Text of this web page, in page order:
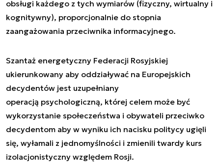
obsługi każdego z tych wymiarów (fizyczny, wirtualny i
kognitywny), proporcjonalnie do stopnia
zaangażowania przeciwnika informacyjnego.
Szantaż energetyczny Federacji Rosyjskiej
ukierunkowany aby oddziaływać na Europejskich
decydentów jest uzupełniany
operacją psychologiczną, której celem może być
wykorzystanie społeczeństwa i obywateli przeciwko
decydentom aby w wyniku ich nacisku politycy ugięli
się, wyłamali z jednomyślności i zmienili twardy kurs
izolacjonistyczny względem Rosji.